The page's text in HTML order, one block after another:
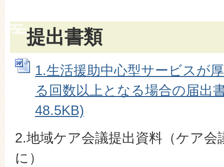
提出書類
1.生活援助中心型サービスが
る回数以上となる場合の届出
48.5KB)
2.地域ケア会議提出資料（ケア
に）